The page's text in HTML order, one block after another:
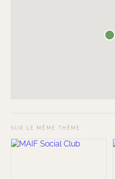
SUR LE MÊME THÈME